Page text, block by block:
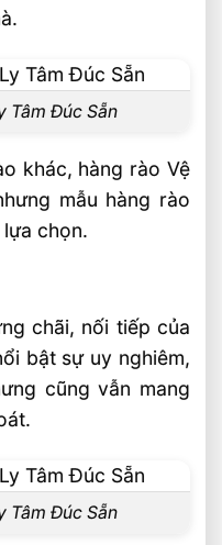
Tâm Đúc Sẵn
khác, hàng rào Vệ
mẫu hàng rào
chọn.
chãi, nối tiếp của
bật sự uy nghiêm,
cũng vẫn mang
Tâm Đúc Sẵn